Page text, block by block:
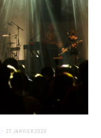
27 JANVIER 2020